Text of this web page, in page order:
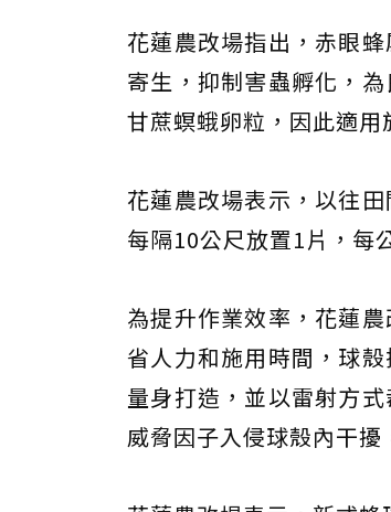
花蓮農改場指出，赤眼
寄生，抑制害蟲孵化，
甘蔗螟蛾卵粒，因此適用
花蓮農改場表示，以往
每隔10公尺放置1片，每
為提升作業效率，花蓮
省人力和施用時間，球
量身打造，並以雷射方
威脅因子入侵球殼內干擾